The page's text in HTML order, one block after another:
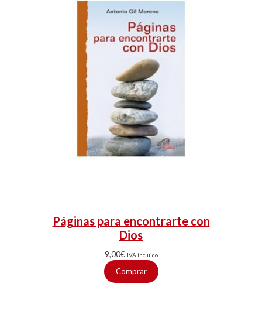
Páginas para encontrarte con
Dios
9,00€ IVA incluido
Comprar